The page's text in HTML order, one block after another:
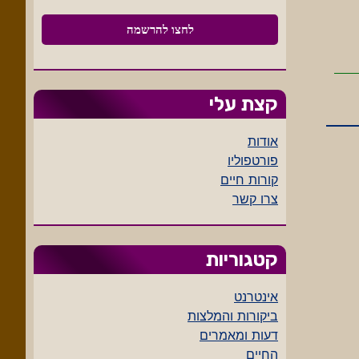
קצת עלי
אודות
פורטפוליו
קורות חיים
צרו קשר
קטגוריות
אינטרנט
ביקורות והמלצות
דעות ומאמרים
החיים